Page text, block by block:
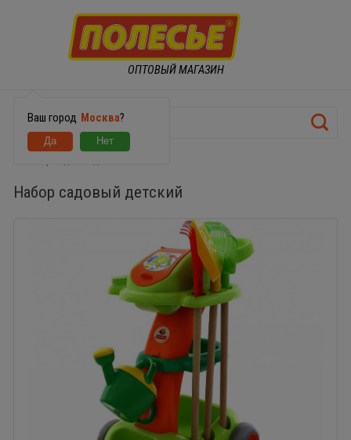
ОПТОВЫЙ МАГАЗИН
Ваш город Москва?
Набор садовый детский